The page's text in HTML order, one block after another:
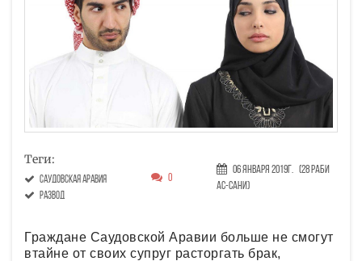
Теги:
саудовская аравия
развод
0
06 Января 2019г.
(28 Раби
ас-сани)
Граждане Саудовской Аравии больше не смогут
втайне от своих супруг расторгать брак,